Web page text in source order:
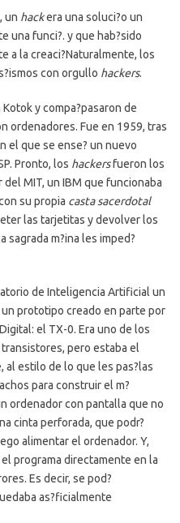
un hackera una soluci?o un
una funci?. y que hab?sido
a la creaci?Naturalmente, los
con orgullo hackers.
y compa?pasaron de
ordenadores. Fue en 1959, tras
el que se ense? un nuevo
Pronto, los hackersfueron los
MIT, un IBM que funcionaba
su propia casta sacerdotal
las tarjetitas y devolver los
sagrada m?ina les imped?
de Inteligencia Artificial un
prototipo creado en parte por
el TX-0. Era uno de los
pero estaba el
al estilo de lo que les pas?las
para construir el m?
ordenador con pantalla que no
cinta perforada, que podr?
alimentar el ordenador. Y,
programa directamente en la
Es decir, se pod?
as?ficialmente